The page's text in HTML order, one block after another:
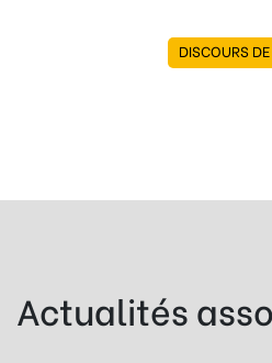
DISCOURS
Actualités